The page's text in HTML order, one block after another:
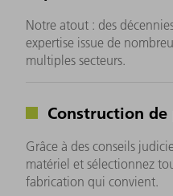
Notre atout : des
expertise issue de
multiples secteurs.
Construction
Grâce à des conseils
matériel et sélectionnez
fabrication qui convient.